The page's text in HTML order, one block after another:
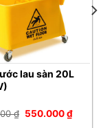
lau sàn 20L
₫ Giá
550.000₫Giá
hiện